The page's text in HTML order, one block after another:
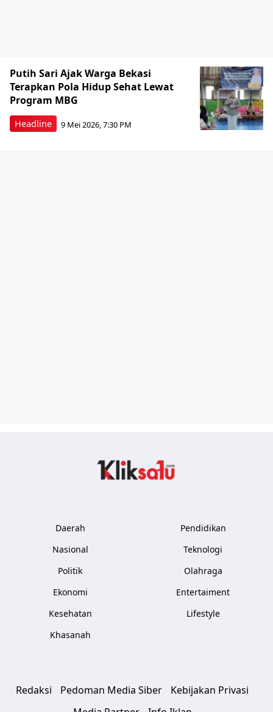
Headline
Putih Sari Ajak Warga Bekasi
Terapkan Pola Hidup Sehat Lewat
Program MBG
9 Mei 2026, 7:30 PM
Daerah
Nasional
Politik
Ekonomi
Kesehatan
Khasanah
Pendidikan
Teknologi
Olahraga
Entertaiment
Lifestyle
Redaksi Pedoman Media Siber
Kebijakan Privasi